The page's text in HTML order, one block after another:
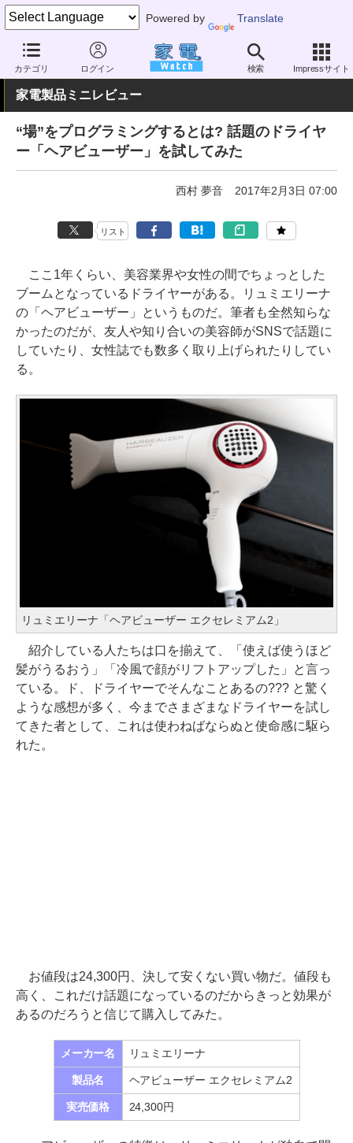
Powered by Translate
カテゴリ ログイン 検索 Impressサイト
家電 Watch ヘルスケア 美容家電 ドライヤー
家電製品ミニレビュー
“場”をプログラミングするとは? 話題のドライヤ
ー「ヘアビューザー」を試してみた
西村 夢音 2017年2月3日 07:00
リスト
ここ1年くらい、美容業界や女性の間でちょっとした
ブームとなっているドライヤーがある。リュミエリーナ
の「ヘアビューザー」というものだ。筆者も全然知らな
かったのだが、友人や知り合いの美容師がSNSで話題に
していたり、女性誌でも数多く取り上げられたりしてい
る。
リュミエリーナ「ヘアビューザー エクセレミアム2」
紹介している人たちは口を揃えて、「使えば使うほど
髪がうるおう」「冷風で顔がリフトアップした」と言っ
ている。ド、ドライヤーでそんなことあるの??? と驚く
ような感想が多く、今までさまざまなドライヤーを試し
てきた者として、これは使わねばならぬと使命感に駆ら
れた。
お値段は24,300円、決して安くない買い物だ。値段も
高く、これだけ話題になっているのだからきっと効果が
あるのだろうと信じて購入してみた。
メーカー名 リュミエリーナ
製品名 ヘアビューザー エクセレミアム2
実売価格 24,300円